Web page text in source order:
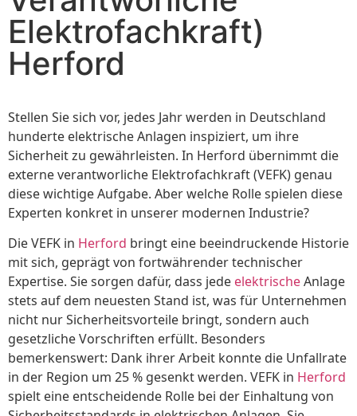
Elektrofachkraft)
Herford
Stellen Sie sich vor, jedes Jahr werden in Deutschland
hunderte elektrische Anlagen inspiziert, um ihre
Sicherheit zu gewährleisten. In Herford übernimmt die
externe verantworliche Elektrofachkraft (VEFK) genau
diese wichtige Aufgabe. Aber welche Rolle spielen diese
Experten konkret in unserer modernen Industrie?
Die VEFK in Herford bringt eine beeindruckende Historie
mit sich, geprägt von fortwährender technischer
Expertise. Sie sorgen dafür, dass jede elektrischeAnlage
stets auf dem neuesten Stand ist, was für Unternehmen
nicht nur Sicherheitsvorteile bringt, sondern auch
gesetzliche Vorschriften erfüllt. Besonders
bemerkenswert: Dank ihrer Arbeit konnte die Unfallrate
in der Region um 25 % gesenkt werden. VEFK in Herford
spielt eine entscheidende Rolle bei der Einhaltung von